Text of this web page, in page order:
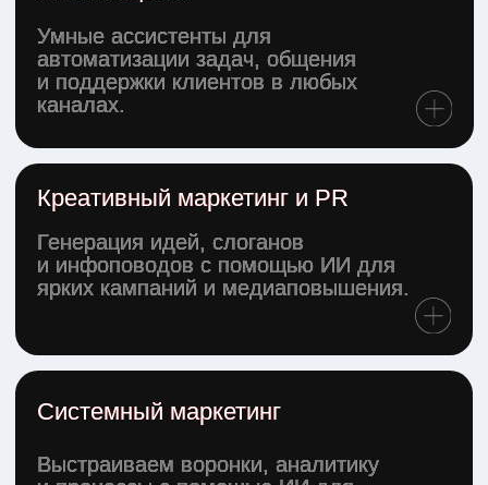
Результат
300-400%ROI рекламных компаний
более 14 000
+75 млн ₽
дополнительной выручки
с 3% до 9%увеличилась конверсия
МОДУЛЬНЫЕ ТЕХНОЛОГИИ
комплексной разработке получили Х5 к снижению
стоимости заявки, новые ГЕО охваты, оптимизацию
при повышении бюджета.